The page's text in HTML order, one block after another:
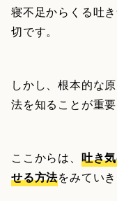
寝不足からくる吐
切です。
しかし、根本的な
法を知ることが重
ここからは、 吐き
せる方法をみていき